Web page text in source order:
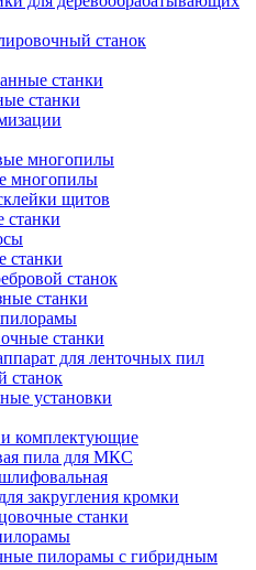
станок
станки
станки
многопилы
многопилы
щитов
станки
станки
станок
станки
станки
для ленточных пил
станок
установки
комплектующие
пила для МКС
закругления кромки
станки
пилорамы с гибридным